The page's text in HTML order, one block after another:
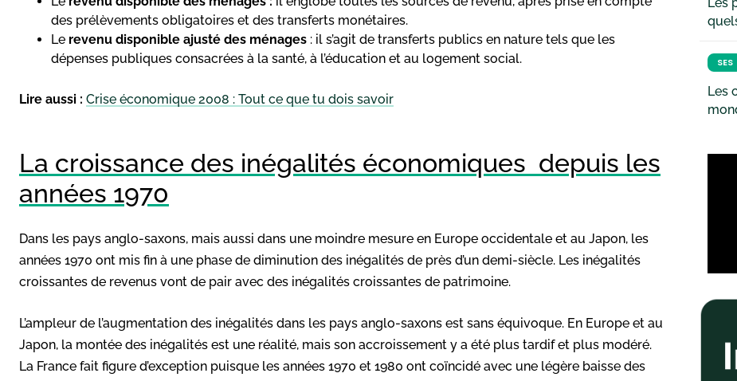
des prélèvements obligatoires et des transferts monétaires.
Le revenu disponible ajusté des ménages : il s’agit de transferts publics en nature tels que les
dépenses publiques consacrées à la santé, à l’éducation et au logement social.
Lire aussi : Crise économique 2008 : Tout ce que tu dois savoir
La croissance des inégalités économiques depuis les
années 1970
Dans les pays anglo-saxons, mais aussi dans une moindre mesure en Europe occidentale et au Japon, les
années 1970 ont mis fin à une phase de diminution des inégalités de près d’un demi-siècle. Les inégalités
croissantes de revenus vont de pair avec des inégalités croissantes de patrimoine.
L’ampleur de l’augmentation des inégalités dans les pays anglo-saxons est sans équivoque. En Europe et au
Japon, la montée des inégalités est une réalité, mais son accroissement y a été plus tardif et plus modéré.
La France fait figure d’exception puisque les années 1970 et 1980 ont coïncidé avec une légère baisse des
SES
Les